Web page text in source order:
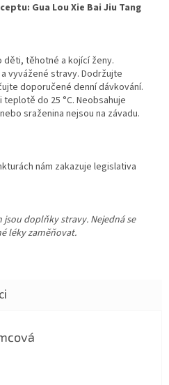
Gua Lou Xie Bai Jiu Tang
děti, těhotné a kojící ženy.
vyvážené stravy. Dodržujte
doporučené denní dávkování.
do 25 °C. Neobsahuje
sraženina nejsou na závadu.
nám zakazuje legislativa
doplňky stravy. Nejedná se
léky zaměňovat.
je 5 z 5 hvězdiček.